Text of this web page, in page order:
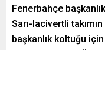
Fenerbahçe
Sarı-lacivertli takımın
başkanlık koltuğu